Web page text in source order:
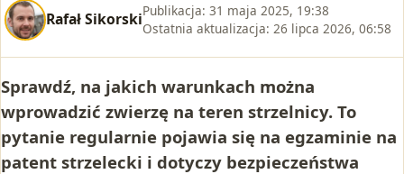
Rafał SikorskiPublikacja: 31 maja 2025, 19:38
Ostatnia aktualizacja: 26 lipca 2026, 06:58
Sprawdź, na jakich warunkach można
wprowadzić zwierzę na teren strzelnicy. To
pytanie regularnie pojawia się na egzaminie na
patent strzelecki i dotyczy bezpieczeństwa